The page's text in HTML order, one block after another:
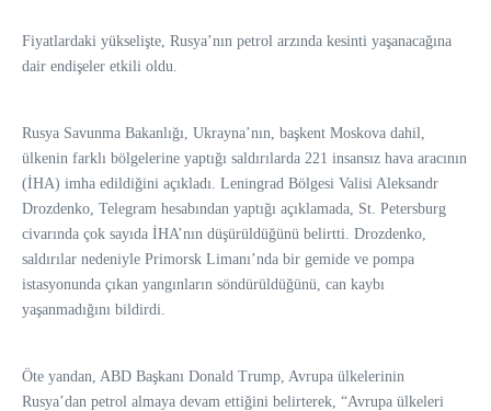
Fiyatlardaki yükselişte, Rusya’nın petrol arzında kesinti yaşanacağına
dair endişeler etkili oldu.
Rusya Savunma Bakanlığı, Ukrayna’nın, başkent Moskova dahil,
ülkenin farklı bölgelerine yaptığı saldırılarda 221 insansız hava aracının
(İHA) imha edildiğini açıkladı. Leningrad Bölgesi Valisi Aleksandr
Drozdenko, Telegram hesabından yaptığı açıklamada, St. Petersburg
civarında çok sayıda İHA’nın düşürüldüğünü belirtti. Drozdenko,
saldırılar nedeniyle Primorsk Limanı’nda bir gemide ve pompa
istasyonunda çıkan yangınların söndürüldüğünü, can kaybı
yaşanmadığını bildirdi.
Öte yandan, ABD Başkanı Donald Trump, Avrupa ülkelerinin
Rusya’dan petrol almaya devam ettiğini belirterek, “Avrupa ülkeleri